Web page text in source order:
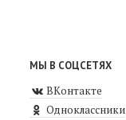
МЫ В СОЦСЕТЯХ
ВКонтакте
Одноклассники